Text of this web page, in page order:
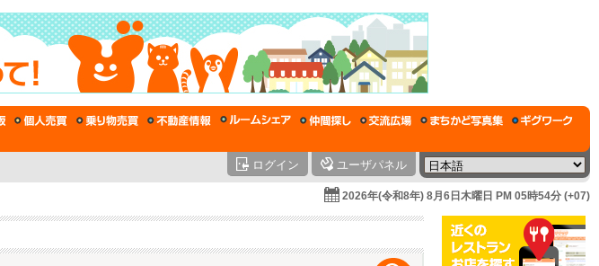
ログイン ユーザパネル
2026年(令和8年) 8月6日木曜日 PM 05時54分 (+07)